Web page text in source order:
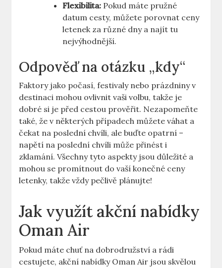
Flexibilita: Pokud máte pružné
datum cesty, můžete porovnat ceny
letenek za různé dny a najít tu
nejvýhodnější.
Odpověď na otázku „kdy“
Faktory jako počasí, festivaly nebo prázdniny v
destinaci mohou ovlivnit vaši volbu, takže je
dobré si je před cestou prověřit. Nezapomeňte
také, že v některých případech můžete váhat a
čekat na poslední chvíli, ale buďte opatrní –
napětí na poslední chvíli může přinést i
zklamání. Všechny tyto aspekty jsou důležité a
mohou se promítnout do vaší konečné ceny
letenky, takže vždy pečlivě plánujte!
Jak využít akční nabídky
Oman Air
Pokud máte chuť na dobrodružství a rádi
cestujete, akční nabídky Oman Air jsou skvělou